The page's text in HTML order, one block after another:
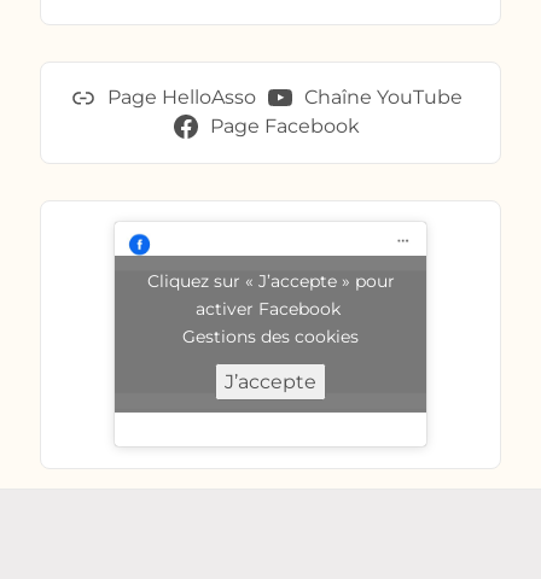
Page HelloAsso
Chaîne YouTube
Page Facebook
Cliquez sur « J’accepte » pour
activer Facebook
Gestions des cookies
J’accepte